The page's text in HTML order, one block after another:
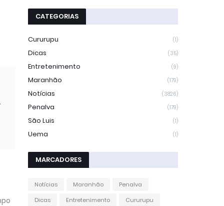
CATEGORIAS
Cururupu (1)
Dicas (35)
Entretenimento (9)
Maranhão (179)
Notícias (3826)
Penalva (179)
São Luis (1)
Uema (1)
MARCADORES
Notícias Maranhão
Penalva
Dicas
Entretenimento
Cururupu